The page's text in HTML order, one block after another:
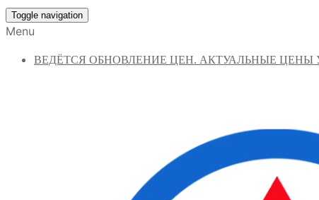
Toggle navigation
Menu
ВЕДЁТСЯ ОБНОВЛЕНИЕ ЦЕН. АКТУАЛЬНЫЕ ЦЕНЫ